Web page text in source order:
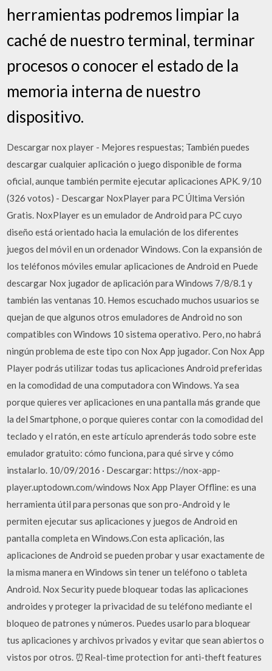
herramientas podremos limpiar la
caché de nuestro terminal, terminar
procesos o conocer el estado de la
memoria interna de nuestro
dispositivo.
Descargar nox player - Mejores respuestas; También puedes
descargar cualquier aplicación o juego disponible de forma
oficial, aunque también permite ejecutar aplicaciones APK. 9/10
(326 votos) - Descargar NoxPlayer para PC Última Versión
Gratis. NoxPlayer es un emulador de Android para PC cuyo
diseño está orientado hacia la emulación de los diferentes
juegos del móvil en un ordenador Windows. Con la expansión de
los teléfonos móviles emular aplicaciones de Android en Puede
descargar Nox jugador de aplicación para Windows 7/8/8.1 y
también las ventanas 10. Hemos escuchado muchos usuarios se
quejan de que algunos otros emuladores de Android no son
compatibles con Windows 10 sistema operativo. Pero, no habrá
ningún problema de este tipo con Nox App jugador. Con Nox App
Player podrás utilizar todas tus aplicaciones Android preferidas
en la comodidad de una computadora con Windows. Ya sea
porque quieres ver aplicaciones en una pantalla más grande que
la del Smartphone, o porque quieres contar con la comodidad del
teclado y el ratón, en este artículo aprenderás todo sobre este
emulador gratuito: cómo funciona, para qué sirve y cómo
instalarlo. 10/09/2016 · Descargar: https://nox-app-
player.uptodown.com/windows Nox App Player Offline: es una
herramienta útil para personas que son pro-Android y le
permiten ejecutar sus aplicaciones y juegos de Android en
pantalla completa en Windows.Con esta aplicación, las
aplicaciones de Android se pueden probar y usar exactamente de
la misma manera en Windows sin tener un teléfono o tableta
Android. Nox Security puede bloquear todas las aplicaciones
androides y proteger la privacidad de su teléfono mediante el
bloqueo de patrones y números. Puedes usarlo para bloquear
tus aplicaciones y archivos privados y evitar que sean abiertos o
vistos por otros. ⏰Real-time protection for anti-theft features